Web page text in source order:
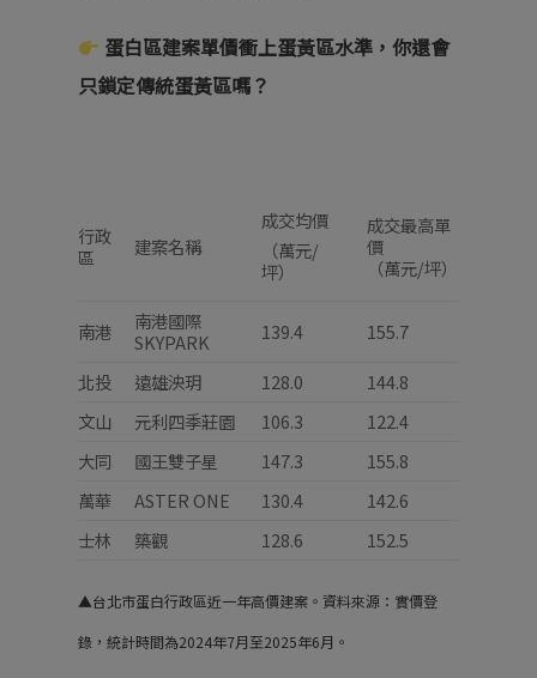
蛋白區建案單價衝上蛋黃區水準，你還會
只鎖定傳統蛋黃區嗎？
行政
區
建案名稱
成交均價
（萬元/
坪）
成交最高單
價
（萬元/坪）
南港
南港國際
SKYPARK
139.4
155.7
北投
遠雄泱玥 128.0
144.8
文山
元利四季莊園 106.3
122.4
大同
國王雙子星 147.3
155.8
萬華
ASTER ONE 130.4
142.6
士林
築觀 128.6 152.5
▲台北市蛋白行政區近一年高價建案。資料來源：實價登
錄，統計時間為2024年7月至2025年6月。